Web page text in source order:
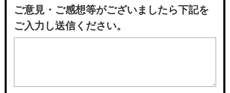
ご意見・ご感想等がございましたら下記を
ご入力し送信ください。